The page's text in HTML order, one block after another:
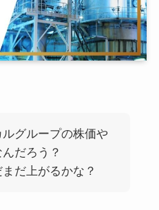
ルグループの株価や
だろう？
まだ上がるかな？